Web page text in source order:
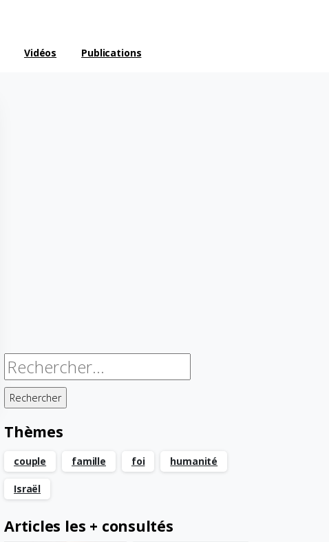
Vidéos Publications
Rechercher :
Thèmes
couple famille foi humanité
Israël
Articles les + consultés